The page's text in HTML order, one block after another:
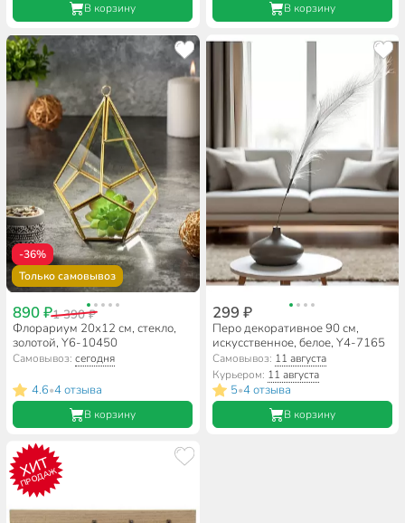
В корзину В корзину
-36%
Только самовывоз
890 ₽1 390 ₽
Флорариум 20х12 см, стекло,
золотой, Y6-10450
Самовывоз:сегодня
4.6•4 отзыва
В корзину
299 ₽
Перо декоративное 90 см,
искусственное, белое, Y4-7165
Самовывоз: 11 августа
Курьером: 11 августа
5•4 отзыва
В корзину
ХИТ
ПРОДАЖ